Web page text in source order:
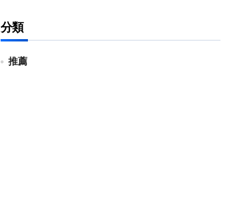
分類
推薦